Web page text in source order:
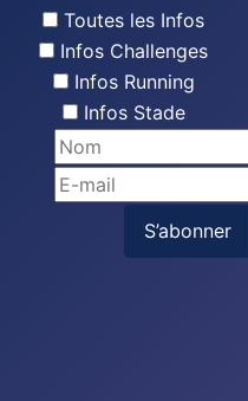
Toutes les Infos
Infos Challenges
Infos Running
Infos Stade
S’abonner